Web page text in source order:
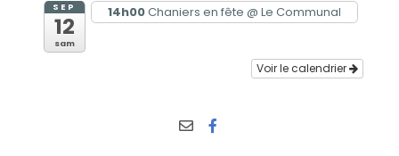
SEP
12
sam
14h00Chaniers en fête @ Le Communal
Voir le calendrier